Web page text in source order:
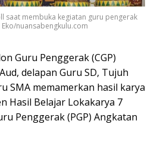
saat membuka kegiatan guru pengerak
nuansabengkulu.com
Guru Penggerak (CGP)
delapan Guru SD, Tujuh
SMA memamerkan hasil karya
Hasil Belajar Lokakarya 7
Penggerak (PGP) Angkatan